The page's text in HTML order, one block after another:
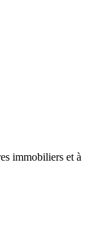
immobiliers et à